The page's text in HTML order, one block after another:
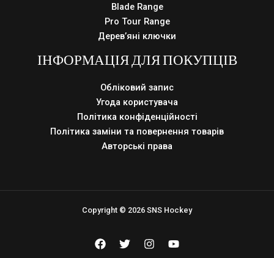
Blade Range
Pro Tour Range
Дерев’яні ключки
ІНФОРМАЦІЯ ДЛЯ ПОКУПЦІВ
Обліковий запис
Угода користувача
Політика конфіденційності
Політика заміни та повернення товарів
Авторські права
Copyright © 2026 SNS Hockey